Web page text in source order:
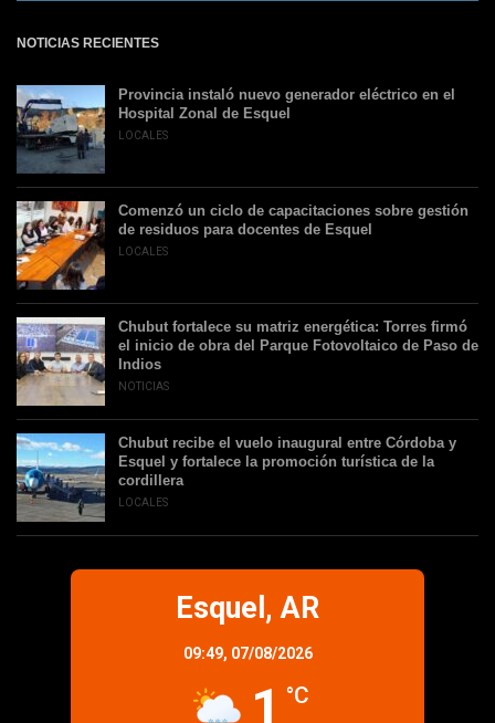
NOTICIAS RECIENTES
Provincia instaló nuevo generador eléctrico en el
Hospital Zonal de Esquel
LOCALES
Comenzó un ciclo de capacitaciones sobre gestión
de residuos para docentes de Esquel
LOCALES
Chubut fortalece su matriz energética: Torres firmó
el inicio de obra del Parque Fotovoltaico de Paso de
Indios
NOTICIAS
Chubut recibe el vuelo inaugural entre Córdoba y
Esquel y fortalece la promoción turística de la
cordillera
LOCALES
Esquel, AR
09:49, 07/08/2026
1 °C